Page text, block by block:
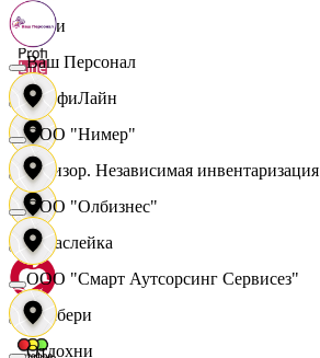
Пери
ПрофиЛайн
Ревизор. Независимая инвентаризация
Саваслейка
Самбери
Ваш Персонал
ООО "Нимер"
ООО "Олбизнес"
ООО "Смарт Аутсорсинг Сервисез"
Отдохни